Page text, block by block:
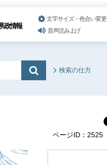
政情報
文字サイズ・色合い変更
音声読み上げ
検索の仕方
ページID：2525